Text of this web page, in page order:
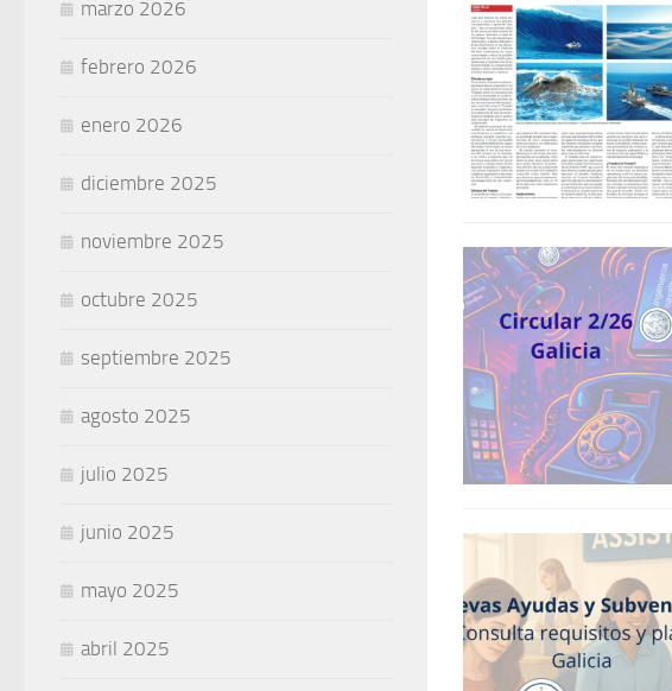
marzo 2026
febrero 2026
enero 2026
diciembre 2025
noviembre 2025
octubre 2025
septiembre 2025
agosto 2025
julio 2025
junio 2025
mayo 2025
abril 2025